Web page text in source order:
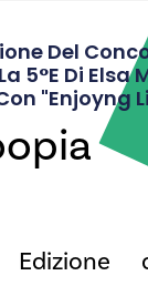
Del
5°E Di Elsa
"Enjoyng